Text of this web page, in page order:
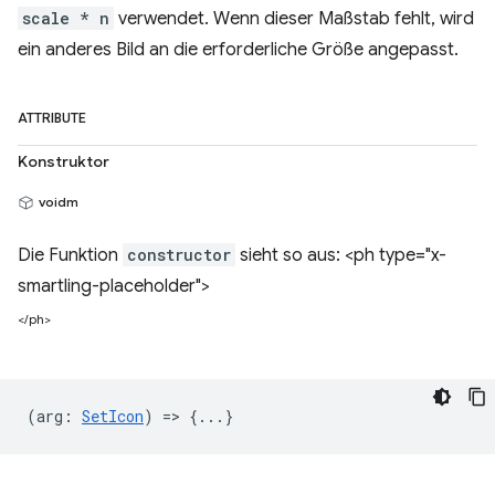
scale * n verwendet. Wenn dieser Maßstab fehlt, wird
ein anderes Bild an die erforderliche Größe angepasst.
ATTRIBUTE
Konstruktor
voidm
Die Funktion constructor sieht so aus: <ph type="x-
smartling-placeholder">
</ph>
(arg : SetIcon) => {...}